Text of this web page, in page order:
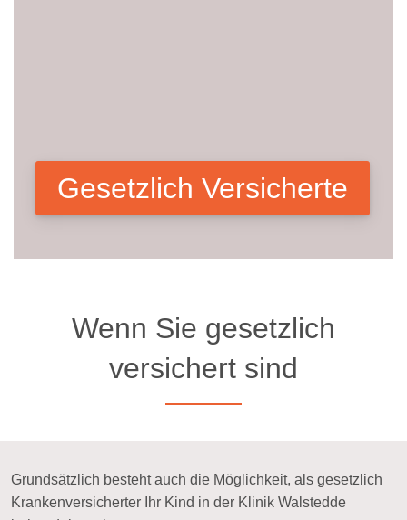
Gesetzlich Versicherte
Wenn Sie gesetzlich
versichert sind
Grundsätzlich besteht auch die Möglichkeit, als gesetzlich
Krankenversicherter Ihr Kind in der Klinik Walstedde